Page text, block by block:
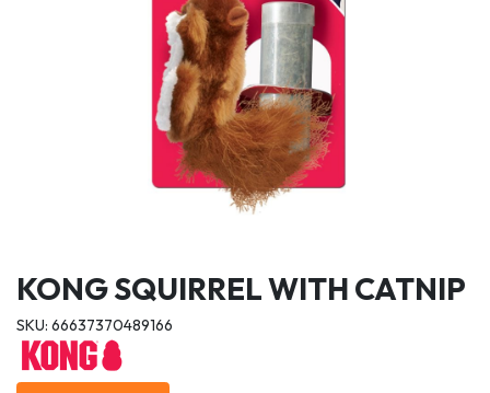
KONG SQUIRREL WITH CATNIP
SKU: 66637370489166